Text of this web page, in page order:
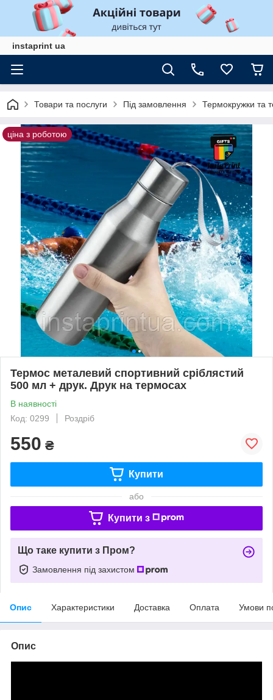
instaprint ua
Товари та послуги Під замовлення Термокружки та
ціна з роботою
Термос металевий спортивний сріблястий
500 мл + друк. Друк на термосах
В наявності
Код: 0299
Роздріб
550 ₴
Купити
або
Купити з
Що таке купити з Пром?
Замовлення під захистом
Опис Характеристики Доставка Оплата Умови
Опис